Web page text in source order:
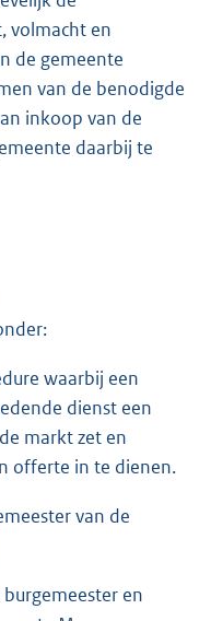
volmacht en
de gemeente
van de benodigde
inkoop van de
daarbij te
waarbij een
dienst een
markt zet en
offerte in te dienen.
van de
en